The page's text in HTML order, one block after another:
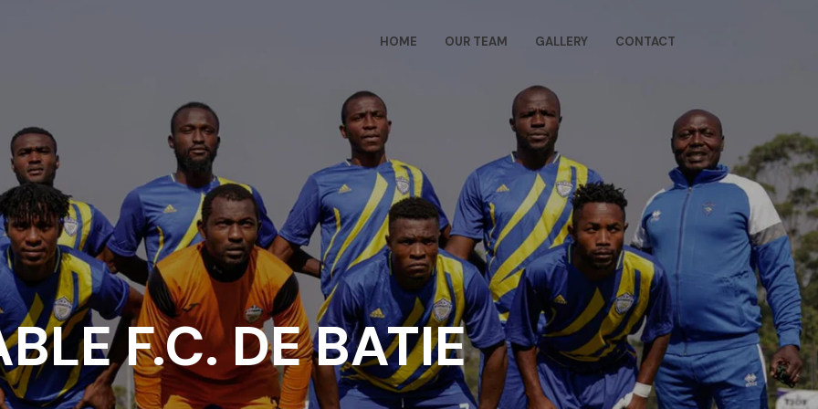
HOME OUR TEAM GALLERY CONTACT
F.C. DE BATIE